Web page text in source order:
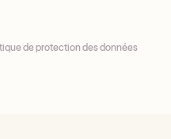
de protection des données